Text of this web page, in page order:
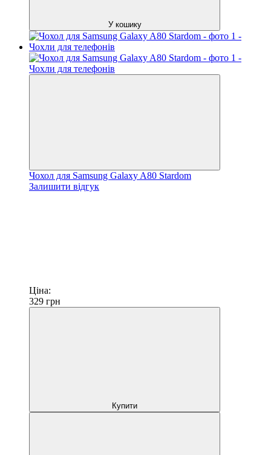
У кошику
Чохол для Samsung Galaxy A80 Stardom
Залишити відгук
Ціна:
329 грн
Купити